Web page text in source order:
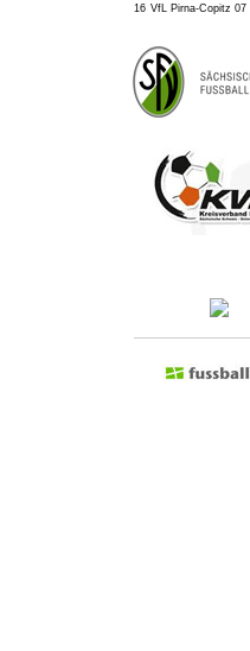
16 VfL Pirna-Copitz 07